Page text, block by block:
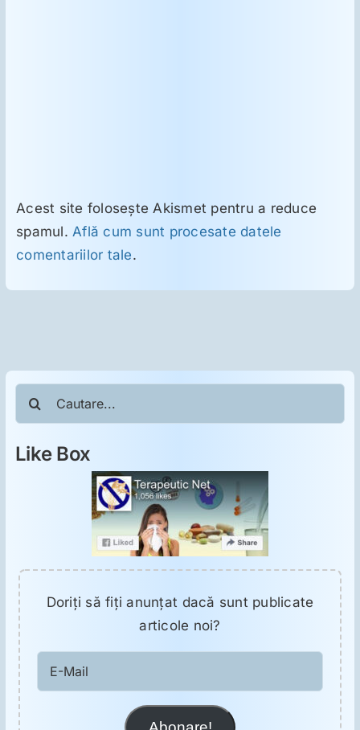
Acest site folosește Akismet pentru a reduce
spamul.Află cum sunt procesate datele
comentariilor tale.
Like Box
Doriţi să fiţi anunţat dacă sunt publicate
articole noi?
Mail